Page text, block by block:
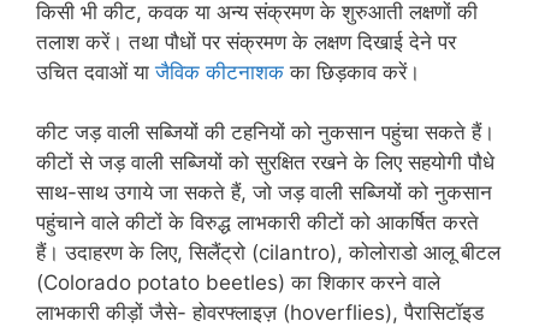
किसी भी कीट, कवक या अन्य संक्रमण के शुरुआती लक्षणों की
तलाश करें। तथा पौधों पर संक्रमण के लक्षण दिखाई देने पर
उचित दवाओं या जैविक कीटनाशक का छिड़काव करें।
कीट जड़ वाली सब्जियों की टहनियों को नुकसान पहुंचा सकते हैं।
कीटों से जड़ वाली सब्जियों को सुरक्षित रखने के लिए सहयोगी पौधे
साथ-साथ उगाये जा सकते हैं, जो जड़ वाली सब्जियों को नुकसान
पहुंचाने वाले कीटों के विरुद्ध लाभकारी कीटों को आकर्षित करते
हैं। उदाहरण के लिए, सिलैंट्रो (cilantro), कोलोराडो आलू बीटल
(Colorado potato beetles) का शिकार करने वाले
लाभकारी कीड़ों जैसे- होवरफ्लाइज़ (hoverflies), पैरासिटॉइड